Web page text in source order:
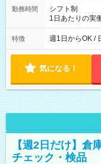
勤務時間
シフト制
1日あたりの実
実働時間：1-5
能！ └平日・土
18:00 な
特徴 週1日からOK /
気になる！
【週2日だけ】
チェック・検品